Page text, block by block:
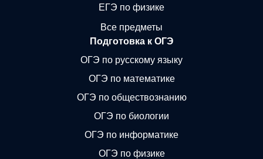
ЕГЭ по физике
Все предметы
Подготовка к ОГЭ
ОГЭ по русскому языку
ОГЭ по математике
ОГЭ по обществознанию
ОГЭ по биологии
ОГЭ по информатике
ОГЭ по физике